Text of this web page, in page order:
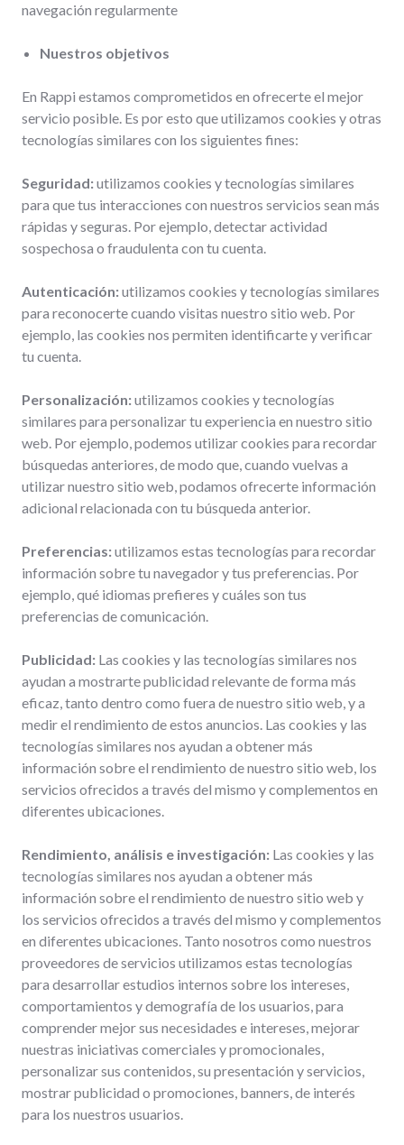
navegación regularmente
Nuestros objetivos
En Rappi estamos comprometidos en ofrecerte el mejor
servicio posible. Es por esto que utilizamos cookies y otras
tecnologías similares con los siguientes fines:
Seguridad:utilizamos cookies y tecnologías similares
para que tus interacciones con nuestros servicios sean más
rápidas y seguras. Por ejemplo, detectar actividad
sospechosa o fraudulenta con tu cuenta.
Autenticación:utilizamos cookies y tecnologías similares
para reconocerte cuando visitas nuestro sitio web. Por
ejemplo, las cookies nos permiten identificarte y verificar
tu cuenta.
Personalización:utilizamos cookies y tecnologías
similares para personalizar tu experiencia en nuestro sitio
web. Por ejemplo, podemos utilizar cookies para recordar
búsquedas anteriores, de modo que, cuando vuelvas a
utilizar nuestro sitio web, podamos ofrecerte información
adicional relacionada con tu búsqueda anterior.
Preferencias:utilizamos estas tecnologías para recordar
información sobre tu navegador y tus preferencias. Por
ejemplo, qué idiomas prefieres y cuáles son tus
preferencias de comunicación.
Publicidad: Las cookies y las tecnologías similares nos
ayudan a mostrarte publicidad relevante de forma más
eficaz, tanto dentro como fuera de nuestro sitio web, y a
medir el rendimiento de estos anuncios. Las cookies y las
tecnologías similares nos ayudan a obtener más
información sobre el rendimiento de nuestro sitio web, los
servicios ofrecidos a través del mismo y complementos en
diferentes ubicaciones.
Rendimiento, análisis e investigación: Las cookies y las
tecnologías similares nos ayudan a obtener más
información sobre el rendimiento de nuestro sitio web y
los servicios ofrecidos a través del mismo y complementos
en diferentes ubicaciones. Tanto nosotros como nuestros
proveedores de servicios utilizamos estas tecnologías
para desarrollar estudios internos sobre los intereses,
comportamientos y demografía de los usuarios, para
comprender mejor sus necesidades e intereses, mejorar
nuestras iniciativas comerciales y promocionales,
personalizar sus contenidos, su presentación y servicios,
mostrar publicidad o promociones, banners, de interés
para los nuestros usuarios.